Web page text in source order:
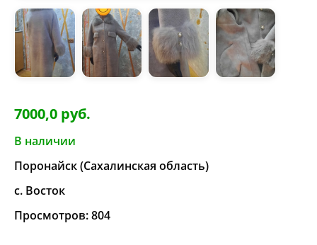
7000,0 руб.
В наличии
Поронайск (Сахалинская область)
с. Восток
Просмотров: 804